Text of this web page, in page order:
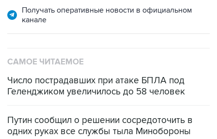
Число пострадавших при атаке БПЛА под
Путин сообщил о решении сосредоточить в